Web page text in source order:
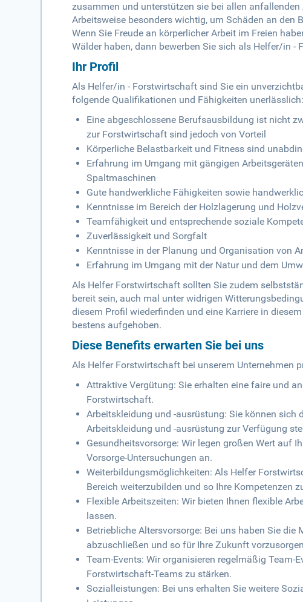
zusammen und unterstützen sie bei allen
Arbeitsweise besonders wichtig, um Schäden an den
Wenn Sie Freude an körperlicher Arbeit im Freien
Wälder haben, dann bewerben Sie sich als Helfer/in -
Ihr Profil
Als Helfer/in - Forstwirtschaft sind Sie ein
folgende Qualifikationen und Fähigkeiten unerlässlich:
Eine abgeschlossene Berufsausbildung ist nicht
zur Forstwirtschaft sind jedoch von Vorteil
Körperliche Belastbarkeit und Fitness sind
Erfahrung im Umgang mit gängigen
Spaltmaschinen
Gute handwerkliche Fähigkeiten sowie
Kenntnisse im Bereich der Holzlagerung und
Teamfähigkeit und entsprechende soziale
Zuverlässigkeit und Sorgfalt
Kenntnisse in der Planung und Organisation von
Erfahrung im Umgang mit der Natur und dem
Als Helfer Forstwirtschaft sollten Sie zudem
bereit sein, auch mal unter widrigen
diesem Profil wiederfinden und eine Karriere in
bestens aufgehoben.
Diese Benefits erwarten Sie bei uns
Als Helfer Forstwirtschaft bei unserem Unternehmen
Attraktive Vergütung: Sie erhalten eine faire und
Forstwirtschaft.
Arbeitskleidung und -ausrüstung: Sie können
Arbeitskleidung und -ausrüstung zur Verfügung
Gesundheitsvorsorge: Wir legen großen Wert auf
Vorsorge-Untersuchungen an.
Weiterbildungsmöglichkeiten: Als Helfer
Bereich weiterzubilden und so Ihre Kompetenzen
Flexible Arbeitszeiten: Wir bieten Ihnen flexible
lassen.
Betriebliche Altersvorsorge: Bei uns haben Sie
abzuschließen und so für Ihre Zukunft
Team-Events: Wir organisieren regelmäßig
Forstwirtschaft-Teams zu stärken.
Sozialleistungen: Bei uns erhalten Sie weitere